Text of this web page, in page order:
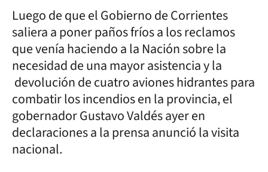
Luego de que el Gobierno de Corrientes
saliera a poner paños fríos a los reclamos
que venía haciendo a la Nación sobre la
necesidad de una mayor asistencia y la
devolución de cuatro aviones hidrantes para
combatir los incendios en la provincia, el
gobernador Gustavo Valdés ayer en
declaraciones a la prensa anunció la visita
nacional.